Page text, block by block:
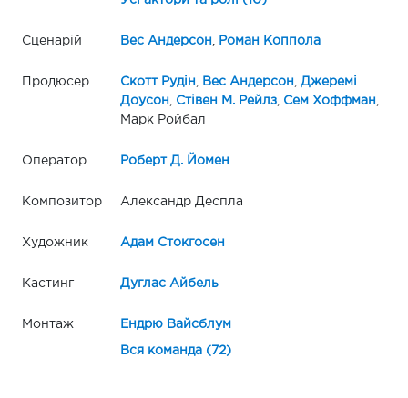
Сценарій Вес Андерсон Роман Коппола
Продюсер Скотт Рудін Вес Андерсон
Джеремі
Доусон
Стівен М. Рейлз, Сем Хоффман
Марк Ройбал
Оператор Роберт Д. Йомен
Композитор Александр Деспла
Художник Адам Стокгосен
Кастинг Дуглас Айбель
Монтаж Ендрю Вайсблум
Вся команда (72)